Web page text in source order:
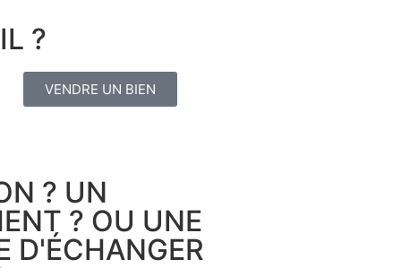
?
VENDRE UN BIEN
? UN
? OU UNE
D'ÉCHANGER